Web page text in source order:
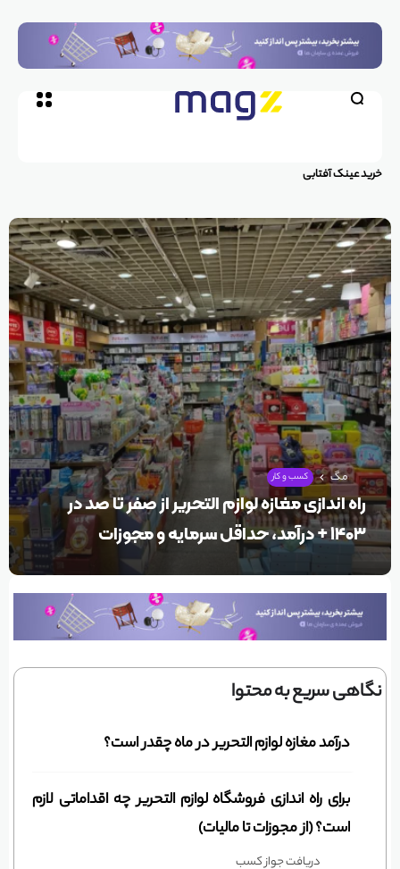
خرید عینک آفتابی
مگ کسب و کار
راه اندازی مغازه لوازم التحریر از صفر تا صد در
۱۴۰۳ + درآمد، حداقل سرمایه و مجوزات
نگاهی سریع به محتوا
درآمد مغازه لوازم التحریر در ماه چقدر است؟
برای راه اندازی فروشگاه لوازم التحریر چه اقداماتی لازم
است؟ (از مجوزات تا مالیات)
دریافت جواز کسب